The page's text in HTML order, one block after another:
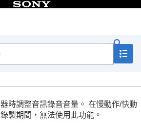
目錄
時調整音訊錄音音量。 在慢動作/快動
製期間，無法使用此功能。